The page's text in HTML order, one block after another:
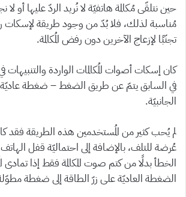
حين نتلقّى مُكالمة هاتفيّة لا نُريد الردّ عليها أو
مُناسبة لذلك، فلا بُدّ من وجود طريقة لإسكات
تجنّبًا لإزعاج الآخرين دون رفض المُكالمة.
كان إسكات أصوات المُكالمات الواردة
في السابق يتمّ عن طريق الضغط – ضغطة عاديّة
الجانبيّة.
لم يُحب كثير من المُستخدمين هذه الطريقة فقد
عُرضة للتلف، بالإضافة إلى احتماليّة قفل
الخطأ بدلًا من كتم صوت المكالمة فقط إذا
الضغطة العاديّة على زرّ الطاقة إلى ضغطة